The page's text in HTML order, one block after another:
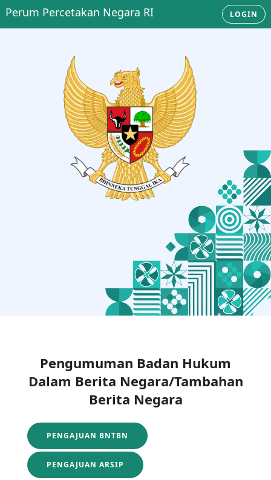
Perum Percetakan Negara RI LOGIN
Pengumuman Badan Hukum
Dalam Berita Negara/Tambahan
Berita Negara
PENGAJUAN BNTBN
PENGAJUAN ARSIP